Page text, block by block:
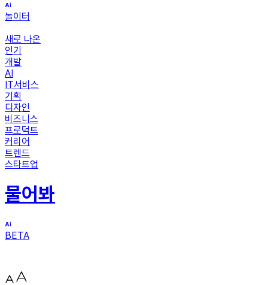
놀이터
새로 나온
인기
개발
AI
IT서비스
기획
디자인
비즈니스
프로덕트
커리어
트렌드
스타트업
물어봐
BETA